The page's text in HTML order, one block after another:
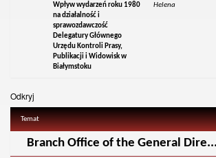
Wpływ wydarzeń roku 1980
na działalność i
sprawozdawczość
Delegatury Głównego
Urzędu Kontroli Prasy,
Publikacji i Widowisk w
Białymstoku
Helena
Odkryj
Temat
Branch Office of the General Dire...